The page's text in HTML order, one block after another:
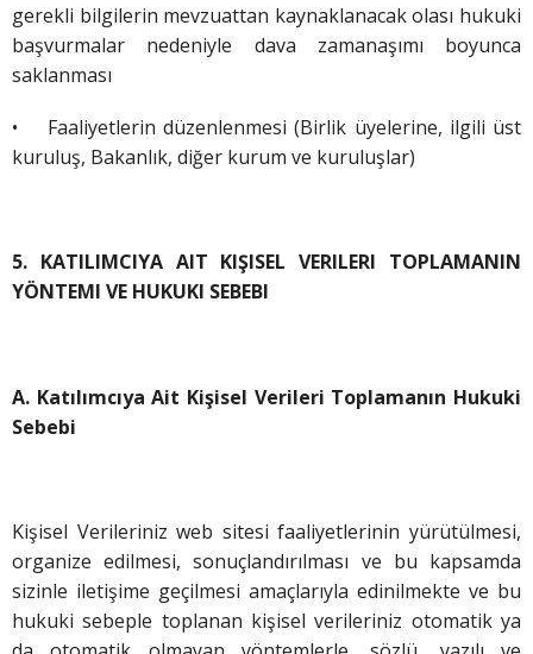
gerekli bilgilerin mevzuattan kaynaklanacak olası hukuki
başvurmalar nedeniyle dava zamanaşımı boyunca
saklanması
• Faaliyetlerin düzenlenmesi (Birlik üyelerine, ilgili üst
kuruluş, Bakanlık, diğer kurum ve kuruluşlar)
5. KATILIMCIYA AIT KIŞISEL VERILERI TOPLAMANIN
YÖNTEMI VE HUKUKI SEBEBI
A. Katılımcıya Ait Kişisel Verileri Toplamanın Hukuki
Sebebi
Kişisel Verileriniz web sitesi faaliyetlerinin yürütülmesi,
organize edilmesi, sonuçlandırılması ve bu kapsamda
sizinle iletişime geçilmesi amaçlarıyla edinilmekte ve bu
hukuki sebeple toplanan kişisel verileriniz otomatik ya